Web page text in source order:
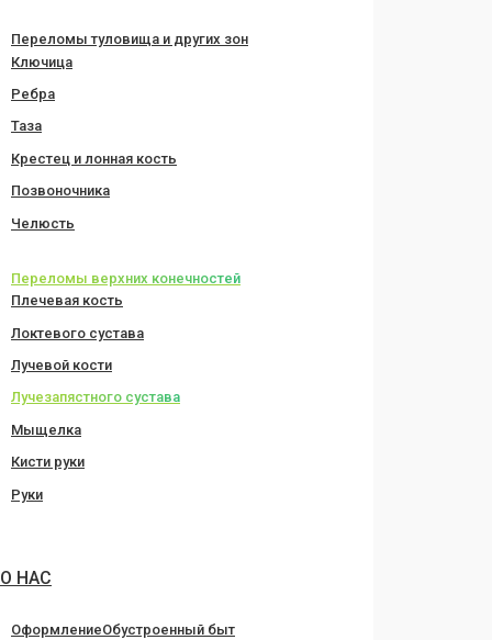
Переломы туловища и других зон
Ключица
Ребра
Таза
Крестец и лонная кость
Позвоночника
Челюсть
Переломы верхних конечностей
Плечевая кость
Локтевого сустава
Лучевой кости
Лучезапястного сустава
Мыщелка
Кисти руки
Руки
О НАС
ОформлениеОбустроенный быт